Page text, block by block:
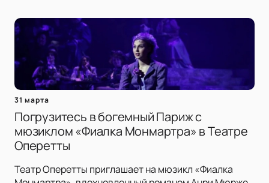
31 марта
Погрузитесь в богемный Париж с
мюзиклом «Фиалка Монмартра» в Театре
Оперетты
Театр Оперетты приглашает на мюзикл «Фиалка